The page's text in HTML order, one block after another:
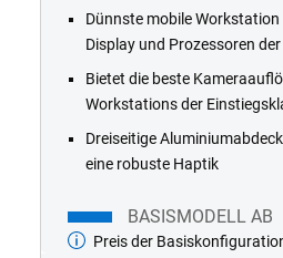
Dünnste mobile
Display und Prozessoren
Bietet die beste
Workstations der
Dreiseitige
eine robuste Haptik
BASISMODELL AB
Basismodell
Preis der